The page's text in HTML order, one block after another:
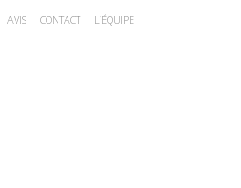
AVIS CONTACT L’ÉQUIPE